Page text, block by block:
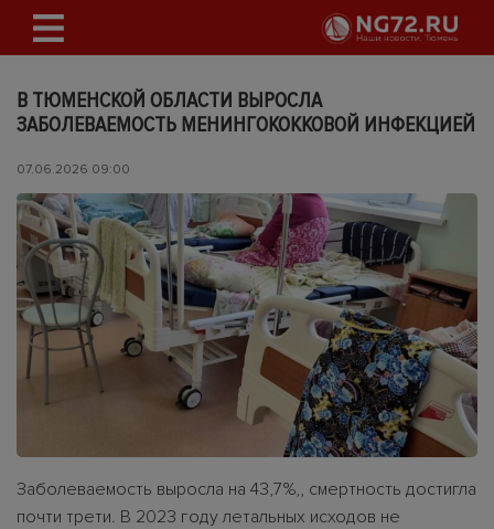
В ТЮМЕНСКОЙ ОБЛАСТИ ВЫРОСЛА
ЗАБОЛЕВАЕМОСТЬ МЕНИНГОКОККОВОЙ ИНФЕКЦИЕЙ
07.06.2026 09:00
Заболеваемость выросла на 43,7 %,, смертность достигла
почти трети. В 2023 году летальных исходов не